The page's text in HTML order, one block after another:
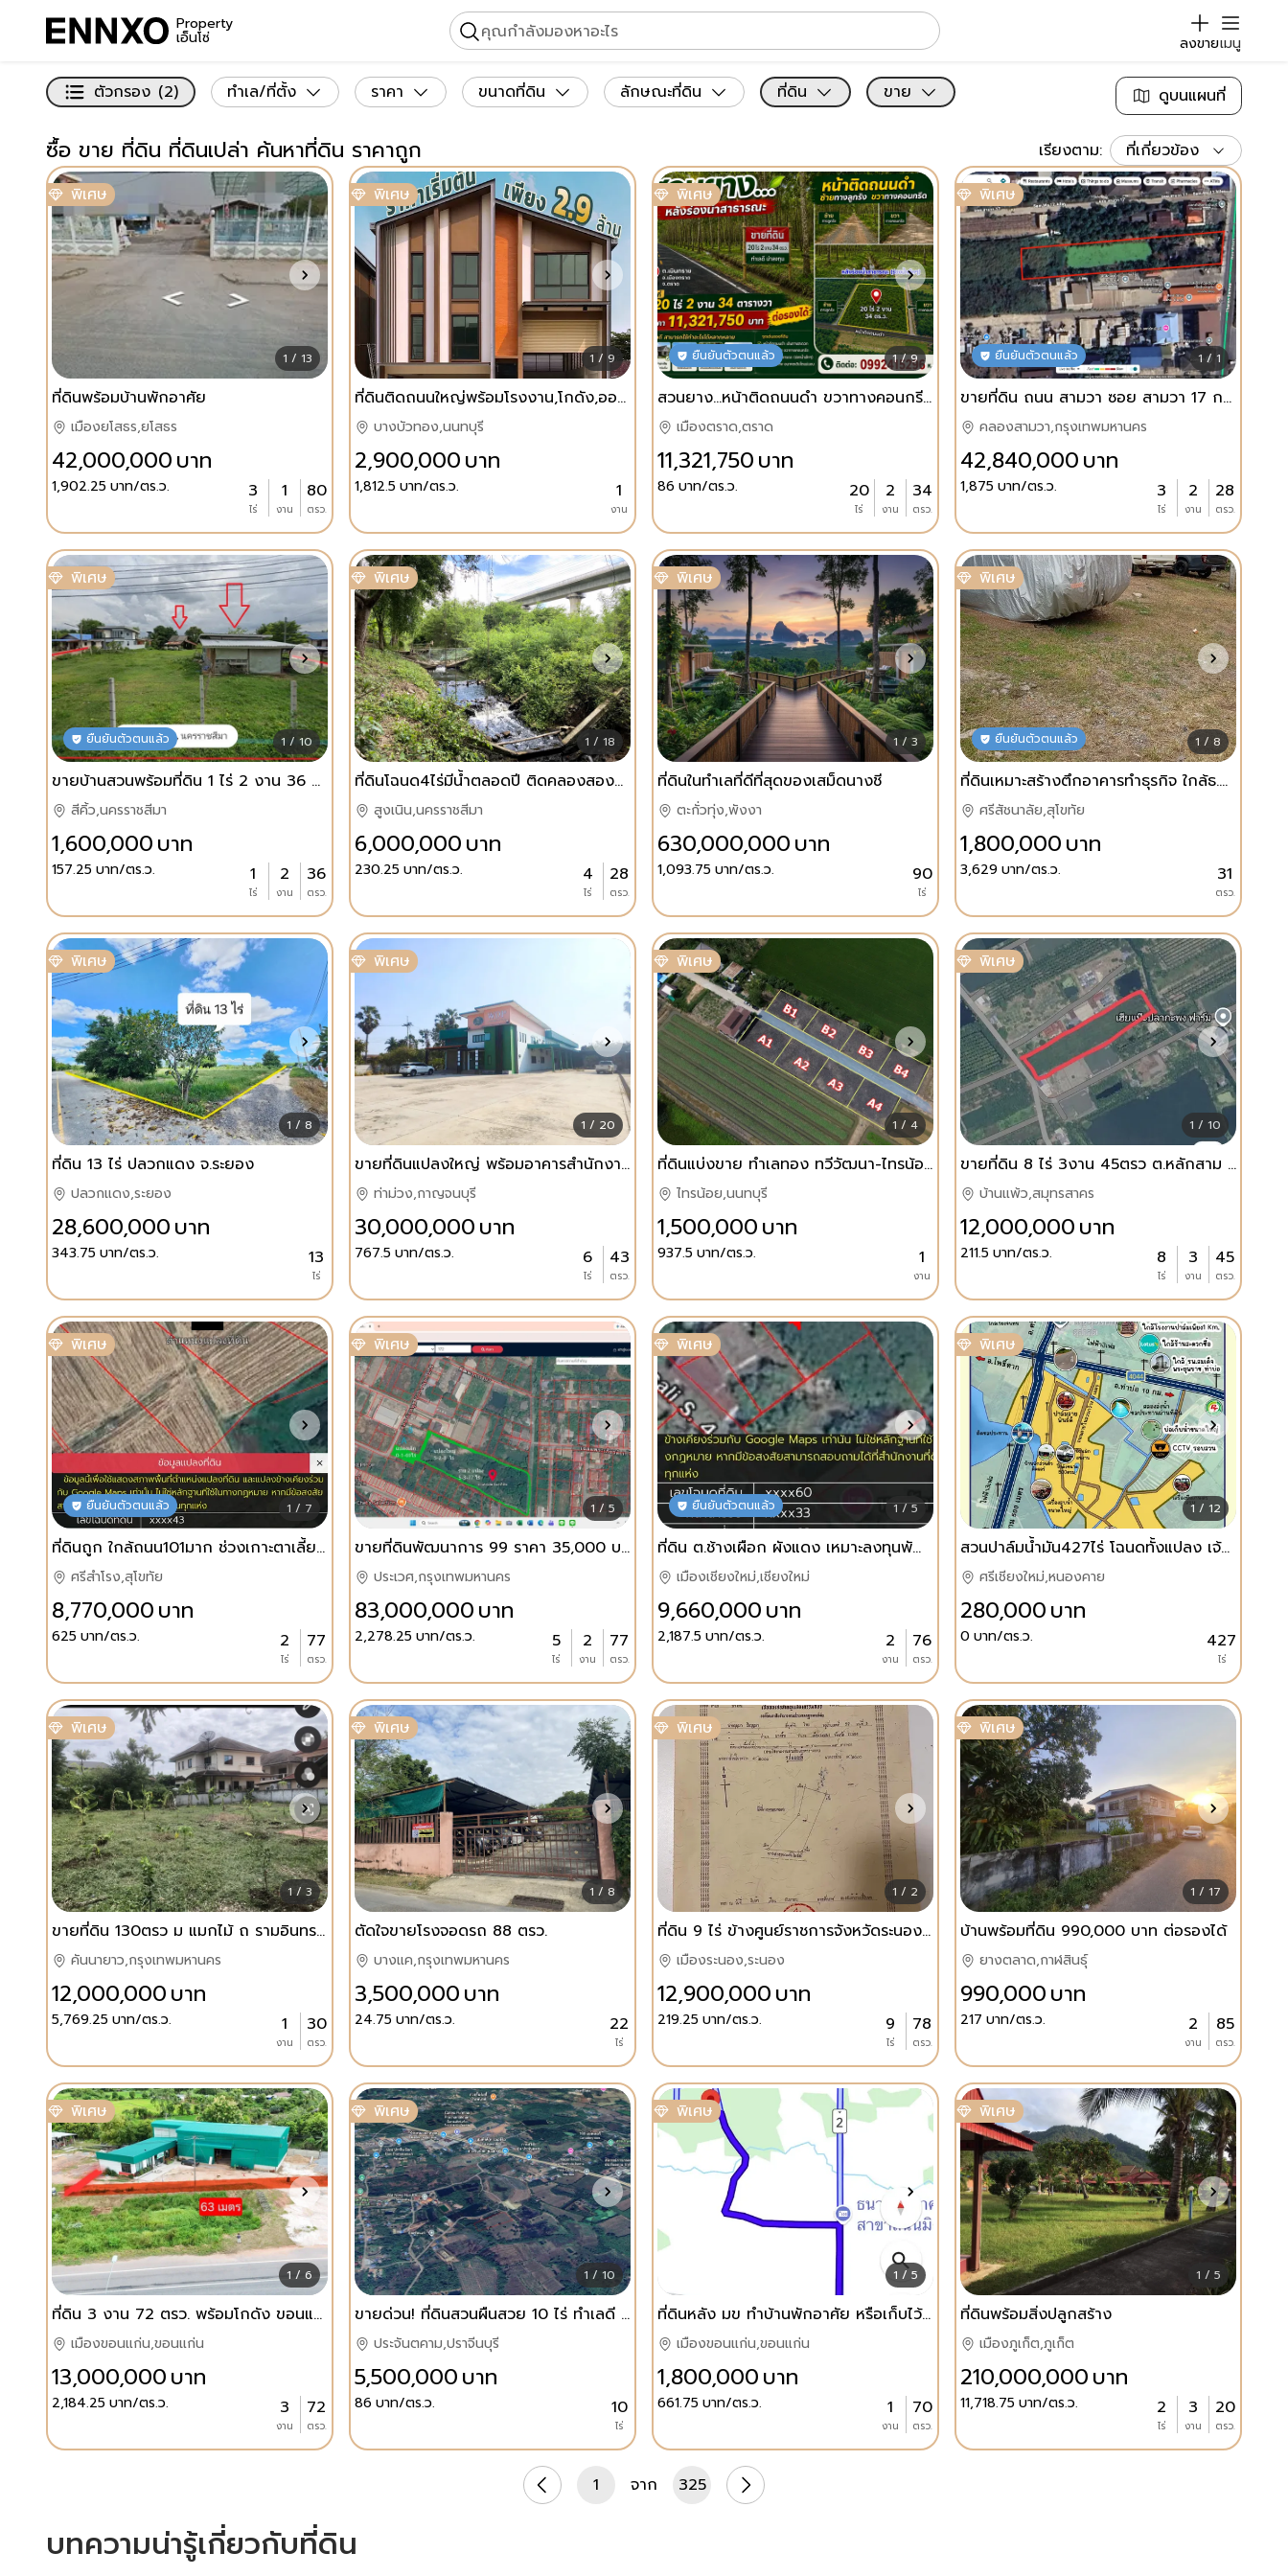
Property
เอ็นโซ่ คุณกำลังมองหาอะไร
ลงขายเมนู
ตัวกรอง (2) ทำเล/ที่ตั้ง ราคา ขนาดที่ดิน ลักษณะที่ดิน ที่ดิน ขาย ดูบนแผนที่
ซื้อ ขาย ที่ดิน ที่ดินเปล่า ค้นหาที่ดิน ราคาถูก เรียงตาม:
ที่เกี่ยวข้อง
พิเศษ
1 / 13
ที่ดินพร้อมบ้านพักอาศัย
เมืองยโสธร,ยโสธร
42,000,000บาท
1,902.25 บาท/ตร.ว. 3
ไร่
1
งาน
80
ตรว.
พิเศษ
1 / 9
ที่ดินติดถนนใหญ่พร้อมโรงงาน,โกดัง,ออฟฟิศใหม่ราคาเพียง2.9ล้านบาทเท่านั้น โทร 091-115-1105
บางบัวทอง,นนทบุรี
2,900,000บาท
1,812.5 บาท/ตร.ว. 1
งาน
พิเศษ
1 / 9
ยืนยันตัวตนแล้ว
สวนยาง...หน้าติดถนนดำ ขวาทางคอนกรีด ซ้ายทางลูกรัง หลังร่องน้ำสาธารณะ 📌เนื้อที่ 20 ไร่ 2 งาน 34 ตารางวา ต.เนินทราย อ.เมืองตราด จ.ตราด
เมืองตราด,ตราด
11,321,750บาท
86บาท/ตร.ว. 20
ไร่
2
งาน
34
ตรว.
พิเศษ
1 / 1
ยืนยันตัวตนแล้ว
ขายที่ดิน ถนน สามวา ซอย สามวา 17 กรุงเทพ
คลองสามวา,กรุงเทพมหานคร
42,840,000บาท
1,875 บาท/ตร.ว. 3
ไร่
2
งาน
28
ตรว.
พิเศษ
1 / 10
ยืนยันตัวตนแล้ว
ขายบ้านสวนพร้อมที่ดิน 1 ไร่ 2 งาน 36 ตร.ว. วิวภูเขา อ.สีคิ้ว จ.นครราชสีมา ราคา 1.6 ล้าน
สีคิ้ว,นครราชสีมา
1,600,000บาท
157.25 บาท/ตร.ว. 1
ไร่
2
งาน
36
ตรว.
พิเศษ
1 / 18
ที่ดินโฉนด4ไร่มีน้ำตลอดปี ติดคลองสองด้าน อ.สูงเนิน จ.นครราชสีมา
สูงเนิน,นครราชสีมา
6,000,000บาท
230.25 บาท/ตร.ว. 4
ไร่
28
ตรว.
พิเศษ
1 / 3
ที่ดินในทำเลที่ดีที่สุดของเสม็ดนางชี
ตะกั่วทุ่ง,พังงา
630,000,000บาท
1,093.75 บาท/ตร.ว. 90
ไร่
พิเศษ
1 / 8
ยืนยันตัวตนแล้ว
ที่ดินเหมาะสร้างตึกอาคารทำธุรกิจ ใกล้ธ.ออมสิน ศรีสัชนาลัย
ศรีสัชนาลัย,สุโขทัย
1,800,000บาท
3,629บาท/ตร.ว. 31
ตรว.
พิเศษ
1 / 8
ที่ดิน 13 ไร่ ปลวกแดง จ.ระยอง
ปลวกแดง,ระยอง
28,600,000บาท
343.75 บาท/ตร.ว. 13
ไร่
พิเศษ
1 / 20
ขายที่ดินแปลงใหญ่ พร้อมอาคารสำนักงาน ติดถนน ต.หนองขาว อ.ท่าม่วง จ.กาญจนบุรี
ท่าม่วง,กาญจนบุรี
30,000,000บาท
767.5 บาท/ตร.ว. 6
ไร่
43
ตรว.
พิเศษ
1 / 4
ที่ดินแบ่งขาย ทำเลทอง ทวีวัฒนา-ไทรน้อย นนทบุรี เนื้อที่แปลงละ 100 ตารางวา
ไทรน้อย,นนทบุรี
1,500,000บาท
937.5 บาท/ตร.ว. 1
งาน
พิเศษ
1 / 10
ขายที่ดิน 8 ไร่ 3งาน 45ตรว ต.หลักสาม อ บ้านแพ้ว จ.สมุทรสาคร 12.2ล้านบาท
บ้านแพ้ว,สมุทรสาคร
12,000,000บาท
211.5 บาท/ตร.ว. 8
ไร่
3
งาน
45
ตรว.
พิเศษ
1 / 7
ยืนยันตัวตนแล้ว
ที่ดินถูก ใกล้ถนน101มาก ช่วงเกาะตาเลี้ยง อ.ศรีสำโรง เหมาะการลงทุนพัฒนาอสังหา ธุรกิจ เก็บไว้เพื่ออนาคต
ศรีสำโรง,สุโขทัย
8,770,000บาท
625 บาท/ตร.ว. 2
ไร่
77
ตรว.
พิเศษ
1 / 5
ขายที่ดินพัฒนาการ 99 ราคา 35,000 บาท/ ตร.วา
ประเวศ,กรุงเทพมหานคร
83,000,000บาท
2,278.25 บาท/ตร.ว. 5
ไร่
2
งาน
77
ตรว.
พิเศษ
1 / 5
ยืนยันตัวตนแล้ว
ที่ดิน ต.ช้างเผือก ผังแดง เหมาะลงทุนพัฒนา โรงแรมบูทีค อพาร์ทเม้นท์ ทาวน์เฮ้าส/บ้าน์หลายหลัง
เมืองเชียงใหม่,เชียงใหม่
9,660,000บาท
2,187.5 บาท/ตร.ว. 2
งาน
76
ตรว.
พิเศษ
1 / 12
สวนปาล์มน้ำมัน427ไร่ โฉนดทั้งแปลง เจ้าของขายเอง มีระบบน้ำ ติดชลประทาน
ศรีเชียงใหม่,หนองคาย
280,000บาท
0 บาท/ตร.ว. 427
ไร่
พิเศษ
1 / 3
ขายที่ดิน 130ตรว ม แมกไม้ ถ รามอินทรา ม ติดรถไฟฟ้าสายสีชมพู
คันนายาว,กรุงเทพมหานคร
12,000,000บาท
5,769.25 บาท/ตร.ว. 1
งาน
30
ตรว.
พิเศษ
1 / 8
ตัดใจขายโรงจอดรถ 88 ตรว.
บางแค,กรุงเทพมหานคร
3,500,000บาท
24.75 บาท/ตร.ว. 22
ไร่
พิเศษ
1 / 2
ที่ดิน 9 ไร่ ข้างศูนย์ราชการจังหวัดระนอง ใกล้สนามบิน บ่อน้ำพุร้อน
เมืองระนอง,ระนอง
12,900,000บาท
219.25 บาท/ตร.ว. 9
ไร่
78
ตรว.
พิเศษ
1 / 17
บ้านพร้อมที่ดิน 990,000 บาท ต่อรองได้
ยางตลาด,กาฬสินธุ์
990,000บาท
217 บาท/ตร.ว. 2
งาน
85
ตรว.
พิเศษ
1 / 6
ที่ดิน 3 งาน 72 ตรว. พร้อมโกดัง ขอนแก่น
เมืองขอนแก่น,ขอนแก่น
13,000,000บาท
2,184.25 บาท/ตร.ว. 3
งาน
72
ตรว.
พิเศษ
1 / 10
ขายด่วน! ที่ดินสวนผืนสวย 10 ไร่ ทำเลดี ใกล้ถนนสุวรรณศร (สาย 33) ต.หนองแสง อ.ประจันตคาม จ.ปราจีนบุรี
ประจันตคาม,ปราจีนบุรี
5,500,000บาท
86บาท/ตร.ว. 10
ไร่
พิเศษ
1 / 5
ที่ดินหลัง มข ทำบ้านพักอาศัย หรือเก็บไว้ ราคาไม่แพง
เมืองขอนแก่น,ขอนแก่น
1,800,000บาท
661.75 บาท/ตร.ว. 1
งาน
70
ตรว.
พิเศษ
1 / 5
ที่ดินพร้อมสิ่งปลูกสร้าง
เมืองภูเก็ต,ภูเก็ต
210,000,000บาท
11,718.75 บาท/ตร.ว. 2
ไร่
3
งาน
20
ตรว.
1 จาก 325
บทความน่ารู้เกี่ยวกับที่ดิน